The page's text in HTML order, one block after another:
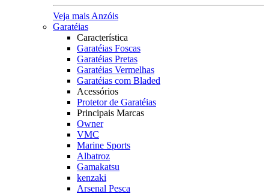
Veja mais Anzóis
Garatéias
Característica
Garatéias Foscas
Garatéias Pretas
Garatéias Vermelhas
Garatéias com Bladed
Acessórios
Protetor de Garatéias
Principais Marcas
Owner
VMC
Marine Sports
Albatroz
Gamakatsu
kenzaki
Arsenal Pesca